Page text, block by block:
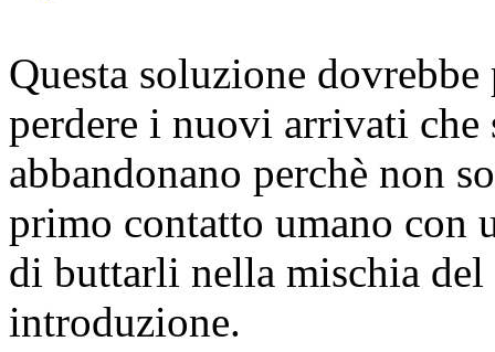
Questa soluzione
perdere i nuovi arrivati che
abbandonano perchè non
primo contatto umano con
di buttarli nella mischia del
introduzione.